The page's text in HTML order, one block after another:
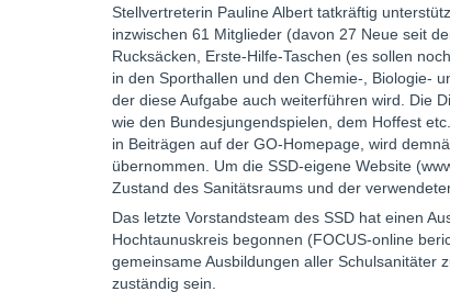
Stellvertreterin Pauline Albert tatkräftig
inzwischen 61 Mitglieder (davon 27 Neue seit
Rucksäcken, Erste-Hilfe-Taschen (es sollen
in den Sporthallen und den Chemie-, Biologie-
der diese Aufgabe auch weiterführen wird. Die
wie den Bundesjungendspielen, dem Hoffest
in Beiträgen auf der GO-Homepage, wird
übernommen. Um die SSD-eigene Website
Zustand des Sanitätsraums und der
Das letzte Vorstandsteam des SSD hat einen
Hochtaunuskreis begonnen (FOCUS-online
gemeinsame Ausbildungen aller Schulsanitäter
zuständig sein.